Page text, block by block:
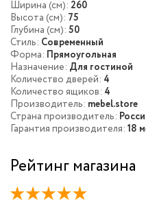
Ширина (см): 260
Высота (см): 75
Глубина (см): 50
Стиль: Современный
Форма: Прямоугольная
Назначение: Для гостиной
Количество дверей: 4
Количество ящиков: 4
Производитель: mebel.store
Страна производитель:
Гарантия производителя: 18
Рейтинг магазина